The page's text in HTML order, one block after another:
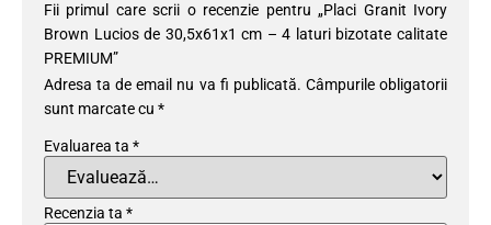
Fii primul care scrii o recenzie pentru „Placi Granit Ivory
Brown Lucios de 30,5x61x1 cm – 4 laturi bizotate calitate
PREMIUM”
Adresa ta de email nu va fi publicată. Câmpurile obligatorii
sunt marcate cu *
Evaluarea ta *
Recenzia ta *